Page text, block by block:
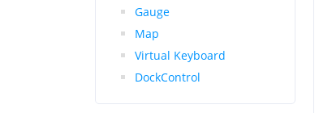
Gauge
Map
Virtual Keyboard
DockControl